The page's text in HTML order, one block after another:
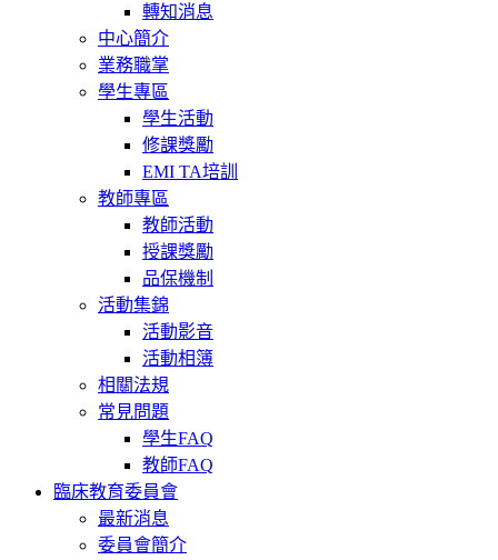
轉知消息
中心簡介
業務職掌
學生專區
學生活動
修課獎勵
EMI TA培訓
教師專區
教師活動
授課獎勵
品保機制
活動集錦
活動影音
活動相簿
相關法規
常見問題
學生FAQ
教師FAQ
臨床教育委員會
最新消息
委員會簡介